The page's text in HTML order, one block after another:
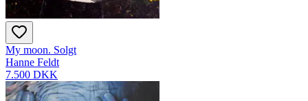
My moon. Solgt
Hanne Feldt
7.500 DKK